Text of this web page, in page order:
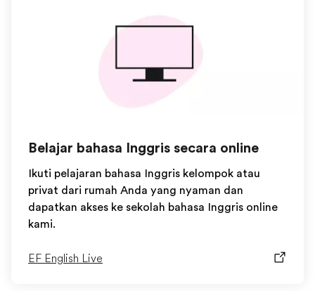
Belajar bahasa Inggris secara online
Ikuti pelajaran bahasa Inggris kelompok atau
privat dari rumah Anda yang nyaman dan
dapatkan akses ke sekolah bahasa Inggris online
kami.
EF English Live